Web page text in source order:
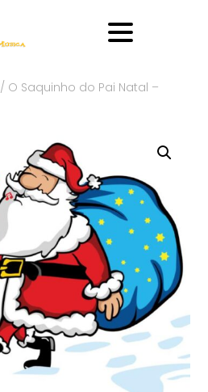
/ O Saquinho do Pai Natal –